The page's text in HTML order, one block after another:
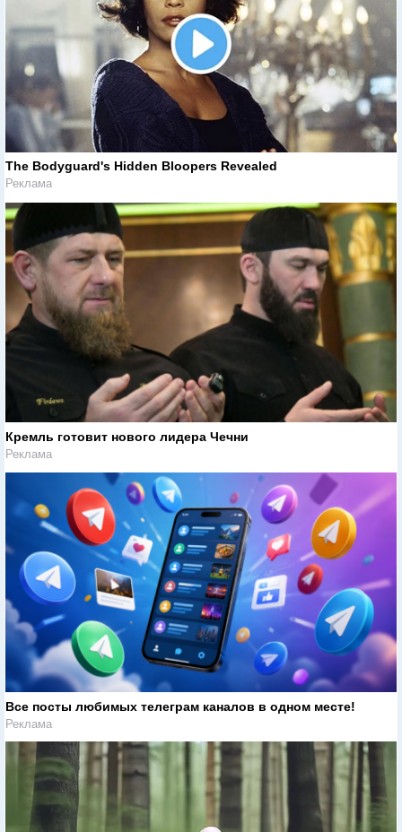
The Bodyguard's Hidden Bloopers Revealed
Реклама
Кремль готовит нового лидера Чечни
Реклама
Все посты любимых телеграм каналов в одном месте!
Реклама